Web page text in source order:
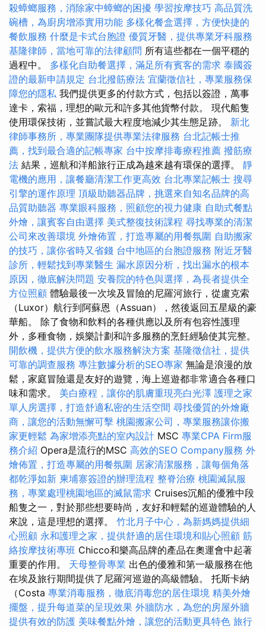
殺蟑螂服務，消除家中蟑螂的困擾 學習按摩技巧 高品質洗
碗槽，為廚房增添實用功能 多樣化餐盒選擇，方便快捷的
餐飲服務 什麼是卡式台胞證 優質牙醫，提供專業牙科服務
基隆律師，當地可靠的法律顧問 所有這些都在一個平穩的
過程中。 多樣化自助餐選擇，滿足所有賓客的需求 泰國簽
證的最新申請規定 台北撥筋療法 宜蘭徵信社，專業服務保
障您的隱私 我們提供更多的付款方式，包括以簽證，萬事
達卡，索福，理想的歐元和許多其他貨幣付款。 現代船隻
使用環保技術，並嘗試最大程度地減少其生態足跡。 新北
律師事務所，專業團隊提供專業法律服務 台北記帳士推
薦，找到最合適的記帳專家 台中按摩排毒療程推薦 撥筋療
法 結果，巡航和洋船旅行正成為越來越有環保的選擇。 靜
電機的應用，讓餐廳清潔工作更高效 台北專業記帳士 搜尋
引擎的運作原理 頂級助聽器品牌，挑選來自知名品牌的高
品質助聽器 專業眼科服務，照顧您的視力健康 自助式餐點
外燴，讓賓客自由選擇 美式整復技術課程 尋找專業的清潔
公司來改善環境 外燴佈置，打造專屬的用餐氛圍 自助搬家
的技巧，讓你省時又省錢 台中地區的台胞證服務 附近牙醫
診所，輕鬆找到專業醫生 漏水原因分析，找出漏水的根本
原因，徹底解決問題 安養院的特色與選擇，為長者提供全
方位照顧 體驗最後一次埃及冒險的尼羅河旅行，從盧克索
（Luxor）航行到阿蘇恩（Assuan），然後返回五星級的豪
華船。 除了食物和飲料的各種供應以及所有包容性護理
外，多種食物，娛樂計劃和許多服務的烹飪經驗使其完整。
開飲機，提供方便的飲水服務解決方案 基隆徵信社，提供
可靠的調查服務 專注數據分析的SEO專家 無論是浪漫的放
鬆，家庭冒險還是友好的遊覽，海上巡遊都非常適合各種口
味和需求。 美白療程，讓你的肌膚重現亮白光澤 護理之家
單人房選擇，打造舒適私密的生活空間 尋找優質的外燴廠
商，讓您的活動無懈可擊 桃園搬家公司，專業服務讓你搬
家更輕鬆 為家增添亮點的室內設計 MSC 專業CPA Firm服
務介紹 Opera是流行的MSC 高效的SEO Company服務 外
燴佈置，打造專屬的用餐氛圍 居家清潔服務，讓每個角落
都乾淨如新 柬埔寨簽證的辦理流程 整脊治療 桃園滅鼠服
務，專業處理桃園地區的滅鼠需求 Cruises沉船的優雅中段
船隻之一，對於那些想要時尚，友好和輕鬆的巡遊體驗的人
來說，這是理想的選擇。 竹北月子中心，為新媽媽提供細
心照顧 永和護理之家，提供舒適的居住環境和貼心照顧 筋
絡按摩技術專班 Chicco和樂高品牌的產品在奧運會中起著
重要的作用。 天母整骨專業 出色的優雅和第一級服務在他
在埃及旅行期間提供了尼羅河巡遊的高級體驗。 托斯卡納
（Costa 專業消毒服務，徹底消毒您的居住環境 精美外燴
擺盤，提升每道菜的呈現效果 外牆防水，為您的房屋外牆
提供有效的防護 美味餐點外燴，讓您的活動更具特色 旅行